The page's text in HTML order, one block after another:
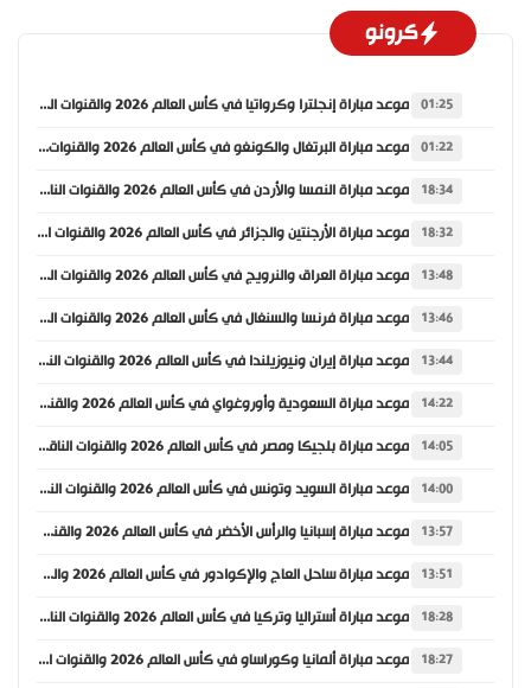
كرونو
01:25 موعد مباراة إنجلترا وكرواتيا في كأس العالم 2026 والقنوات الناقلة
01:22 موعد مباراة البرتغال والكونغو في كأس العالم 2026 والقنوات الناقلة
18:34 موعد مباراة النمسا والأردن في كأس العالم 2026 والقنوات الناقلة
18:32 موعد مباراة الأرجنتين والجزائر في كأس العالم 2026 والقنوات الناقلة
13:48 موعد مباراة العراق والنرويج في كأس العالم 2026 والقنوات الناقلة
13:46 موعد مباراة فرنسا والسنغال في كأس العالم 2026 والقنوات الناقلة
13:44 موعد مباراة إيران ونيوزيلندا في كأس العالم 2026 والقنوات الناقلة
14:22 موعد مباراة السعودية وأوروغواي في كأس العالم 2026 والقنوات الناقلة
14:05 موعد مباراة بلجيكا ومصر في كأس العالم 2026 والقنوات الناقلة
14:00 موعد مباراة السويد وتونس في كأس العالم 2026 والقنوات الناقلة
13:57 موعد مباراة إسبانيا والرأس الأخضر في كأس العالم 2026 والقنوات الناقلة
13:51 موعد مباراة ساحل العاج والإكوادور في كأس العالم 2026 والقنوات الناقلة
18:28 موعد مباراة أستراليا وتركيا في كأس العالم 2026 والقنوات الناقلة
18:27 موعد مباراة ألمانيا وكوراساو في كأس العالم 2026 والقنوات الناقلة